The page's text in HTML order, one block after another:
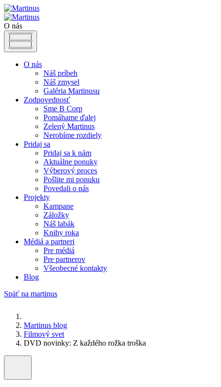
O nás
O nás
Náš príbeh
Náš zmysel
Galéria Martinusu
Zodpovednosť
Sme B Corp
Pomáhame ďalej
Zelený Martinus
Nerobíme rozdiely
Pridaj sa
Pridaj sa k nám
Aktuálne ponuky
Výberový proces
Pošlite mi ponuku
Povedali o nás
Projekty
Kampane
Záložky
Náš labák
Knihy roka
Médiá a partneri
Pre médiá
Pre partnerov
Všeobecné kontakty
Blog
Späť na martinus
Martinus blog
Filmový svet
DVD novinky: Z každého rožka troška